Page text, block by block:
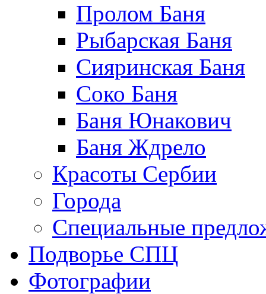
Пролом Баня
Рыбарская Баня
Сияринская Баня
Соко Баня
Баня Юнакович
Баня Ждрело
Красоты Сербии
Города
Специальные
Подворье СПЦ
Фотографии